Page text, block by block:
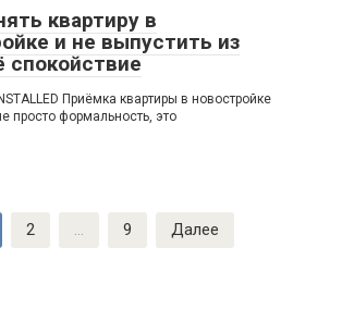
квартиру в
и не выпустить из
спокойствие
Приёмка квартиры в новостройке
просто формальность, это
2 … 9 Далее